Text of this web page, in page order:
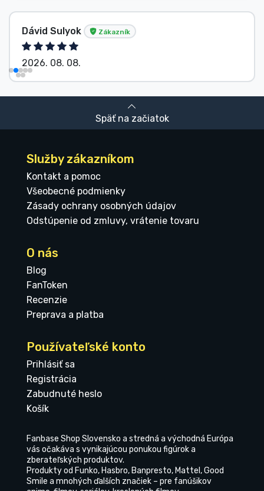
Dávid Sulyok Zákazník
2026. 08. 08.
Späť na začiatok
Služby zákazníkom
Kontakt a pomoc
Všeobecné podmienky
Zásady ochrany osobných údajov
Odstúpenie od zmluvy, vrátenie tovaru
O nás
Blog
FanToken
Recenzie
Preprava a platba
Používateľské konto
Prihlásiť sa
Registrácia
Zabudnuté heslo
Košík
Fanbase Shop Slovensko a stredná a východná Európa
vás očakáva s vynikajúcou ponukou figúrok a
zberateľských produktov.
Produkty od Funko, Hasbro, Banpresto, Mattel, Good
Smile a mnohých ďalších značiek – pre fanúšikov